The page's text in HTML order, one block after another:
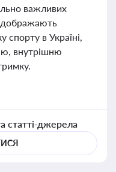
важливих
спорту в Україні,
внутрішню
статті-джерела